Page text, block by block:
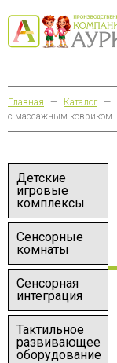
Главная — Каталог —
с массажным ковриком
Детские
игровые
комплексы
Сенсорные
комнаты
Сенсорная
интеграция
Тактильное
развивающее
оборудование